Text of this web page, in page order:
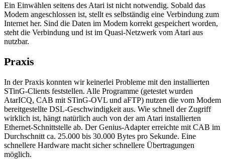
Ein Einwählen seitens des Atari ist nicht notwendig. Sobald das
Modem angeschlossen ist, stellt es selbständig eine Verbindung zum
Internet her. Sind die Daten im Modem korrekt gespeichert worden,
steht die Verbindung und ist im Quasi-Netzwerk vom Atari aus
nutzbar.
Praxis
In der Praxis konnten wir keinerlei Probleme mit den installierten
STinG-Clients feststellen. Alle Programme (getestet wurden
AtarICQ, CAB mit STinG-OVL und aFTP) nutzen die vom Modem
bereitgestellte DSL-Geschwindigkeit aus. Wie schnell der Zugriff
wirklich ist, hängt natürlich auch von der am Atari installierten
Ethernet-Schnittstelle ab. Der Genius-Adapter erreichte mit CAB im
Durchschnitt ca. 25.000 bis 30.000 Bytes pro Sekunde. Eine
schnellere Hardware macht sicher schnellere Übertragungen
möglich.